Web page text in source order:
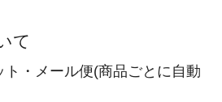
て
・メール便(商品ごとに自動